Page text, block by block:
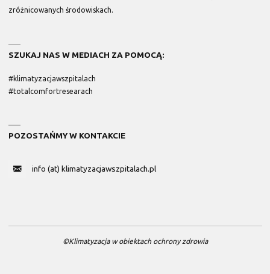
zróżnicowanych środowiskach.
SZUKAJ NAS W MEDIACH ZA POMOCĄ:
#klimatyzacjawszpitalach
#totalcomfortresearach
POZOSTAŃMY W KONTAKCIE
info (at) klimatyzacjawszpitalach.pl
©Klimatyzacja w obiektach ochrony zdrowia